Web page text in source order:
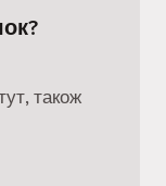
також